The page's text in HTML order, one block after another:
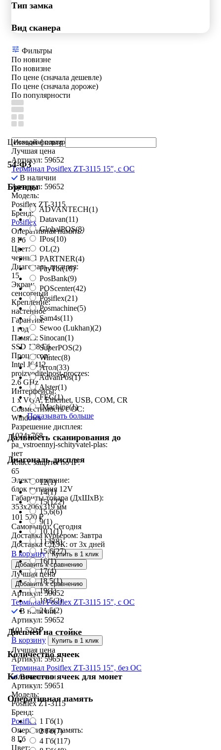
Тип замка
Вид сканера
Фильтры
По новизне
По новизне
По цене (сначала дешевле)
По цене (сначала дороже)
По популярности
Ценовой фильтр
54-ФЗ
Бренды
ADVANTECH(1)
Datavan(11)
GlobalPOS(8)
IPos(10)
OL(2)
PARTNER(4)
PayTor(10)
PosBank(9)
POScenter(42)
Posiflex(21)
Posmachine(5)
Sam4s(11)
Sewoo (Lukhan)(2)
Sinocan(1)
SuperPOS(2)
Wintec(8)
Атол(33)
AdvanPos(1)
Alster(1)
FEC(1)
IMachine(1)
Показывать больше
Дальность сканирования до
Диагональ дисплея
12(1)
14(1)
15(122)
15,6(6)
9(1)
10.1(1)
11.6(8)
15.6(27)
16(1)
17(4)
18.5(1)
19(1)
19.5(2)
21.5(2)
Дисплей на стойке
Количество ячеек
Количество ячеек для монет
Оперативная память
1 Гб(1)
2 Гб(7)
4 Гб(117)
Лучшая цена
Артикул: 59652
Терминал Posiflex ZT-3115 15″, с ОС
В наличии
Артикул: 59652
Модель:
Posiflex ZT-3115
Бренд:
Posiflex
Оперативная память:
8 Гб
Цвет:
черный
Диагональ дисплея:
15
Экран:
сенсорный
Крепление:
настенное
Гарантия:
1 год
Память:
SSD 128 Гб
Процессор:
Intel J6412
proizvoditelnost-proczes:
2.6 GHz
Интерфейсы:
1 x VGA, Ethernet, USB, COM, CR
Совместимость с ОС:
Windows
Разрешение дисплея:
1024x768
pa_vstroennyj-schityvatel-plas:
нет
Класс защиты по IP:
65
Электропитание:
блок питания 12V
Габариты товара (ДxШxВ):
353x206x319 мм
101 520 ₽
Самовывоз:Сегодня
Доставка курьером: Завтра
Доставка СДЭК: от 3х дней
В корзину
Купить в 1 клик
Добавить к сравнению
Лучшая цена
Добавить к сравнению
Артикул: 59652
Терминал Posiflex ZT-3115 15″, с ОС
В наличии
Артикул: 59652
101 520₽
В корзину
Купить в 1 клик
Лучшая цена
Артикул: 59651
Терминал Posiflex ZT-3115 15″, без ОС
В наличии
Артикул: 59651
Модель:
Posiflex ZT-3115
Бренд:
Posiflex
Оперативная память:
8 Гб
Цвет: